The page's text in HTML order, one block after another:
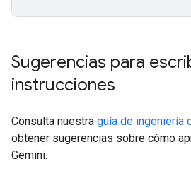
Sugerencias para
instrucciones
Consulta nuestra guía de ingeniería
obtener sugerencias sobre cómo
Gemini.